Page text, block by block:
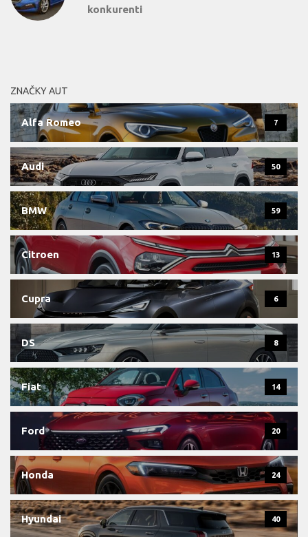
konkurenti
ZNAČKY AUT
Alfa Romeo 7
Audi 50
BMW 59
Citroen 13
Cupra 6
DS 8
Fiat 14
Ford 20
Honda 24
Hyundai 40